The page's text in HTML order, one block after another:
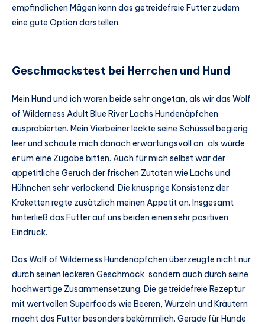
empfindlichen Mägen kann das getreidefreie Futter zudem
eine gute Option darstellen.
Geschmackstest bei Herrchen und Hund
Mein Hund und ich waren beide sehr angetan, als wir das Wolf
of Wilderness Adult Blue River Lachs Hundenäpfchen
ausprobierten. Mein Vierbeiner leckte seine Schüssel begierig
leer und schaute mich danach erwartungsvoll an, als würde
er um eine Zugabe bitten. Auch für mich selbst war der
appetitliche Geruch der frischen Zutaten wie Lachs und
Hühnchen sehr verlockend. Die knusprige Konsistenz der
Kroketten regte zusätzlich meinen Appetit an. Insgesamt
hinterließ das Futter auf uns beiden einen sehr positiven
Eindruck.
Das Wolf of Wilderness Hundenäpfchen überzeugte nicht nur
durch seinen leckeren Geschmack, sondern auch durch seine
hochwertige Zusammensetzung. Die getreidefreie Rezeptur
mit wertvollen Superfoods wie Beeren, Wurzeln und Kräutern
macht das Futter besonders bekömmlich. Gerade für Hunde